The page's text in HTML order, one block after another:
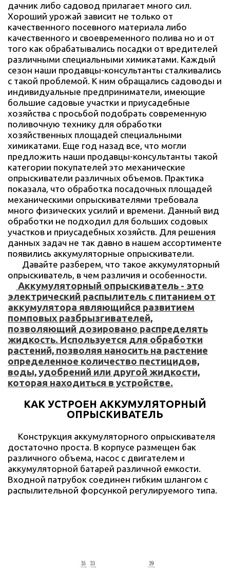
дачник либо садовод прилагает много сил.
Хороший урожай зависит не только от
качественного посевного материала либо
качественного и своевременного полива но и от
того как обрабатывались посадки от вредителей
различными специальными химикатами. Каждый
сезон наши продавцы-консультанты сталкивались
с такой проблемой. К ним обращались садоводы и
индивидуальные предприниматели, имеющие
большие садовые участки и приусадебные
хозяйства с просьбой подобрать современную
поливочную технику для обработки
хозяйственных площадей специальными
химикатами. Еще год назад все, что могли
предложить наши продавцы-консультанты такой
категории покупателей это механические
опрыскиватели различных объемов. Практика
показала, что обработка посадочных площадей
механическими опрыскивателями требовала
много физических усилий и времени. Данный вид
обработки не подходил для больших содовых
участков и приусадебных хозяйств. Для решения
данных задач не так давно в нашем ассортименте
появились аккумуляторные опрыскиватели.
Давайте разберем, что такое аккумуляторный
опрыскиватель, в чем различия и особенности.
Аккумуляторный опрыскиватель - это
электрический распылитель с питанием от
аккумулятора являющийся развитием
помповых разбрызгивателей,
позволяющий дозировано распределять
жидкость. Используется для обработки
растений, позволяя наносить на растение
определенное количество пестицидов,
воды, удобрений или другой жидкости,
которая находиться в устройстве.
КАК УСТРОЕН АККУМУЛЯТОРНЫЙ
ОПРЫСКИВАТЕЛЬ
Конструкция аккумуляторного опрыскивателя
достаточно проста. В корпусе размещен бак
различного объема, насос с двигателем и
аккумуляторной батарей различной емкости.
Входной патрубок соединен гибким шлангом с
распылительной форсункой регулируемого типа.